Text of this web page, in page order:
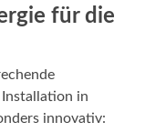
für die
in
innovativ: